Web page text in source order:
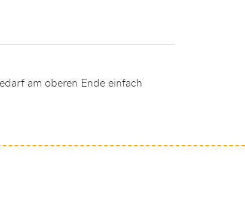
am oberen Ende einfach